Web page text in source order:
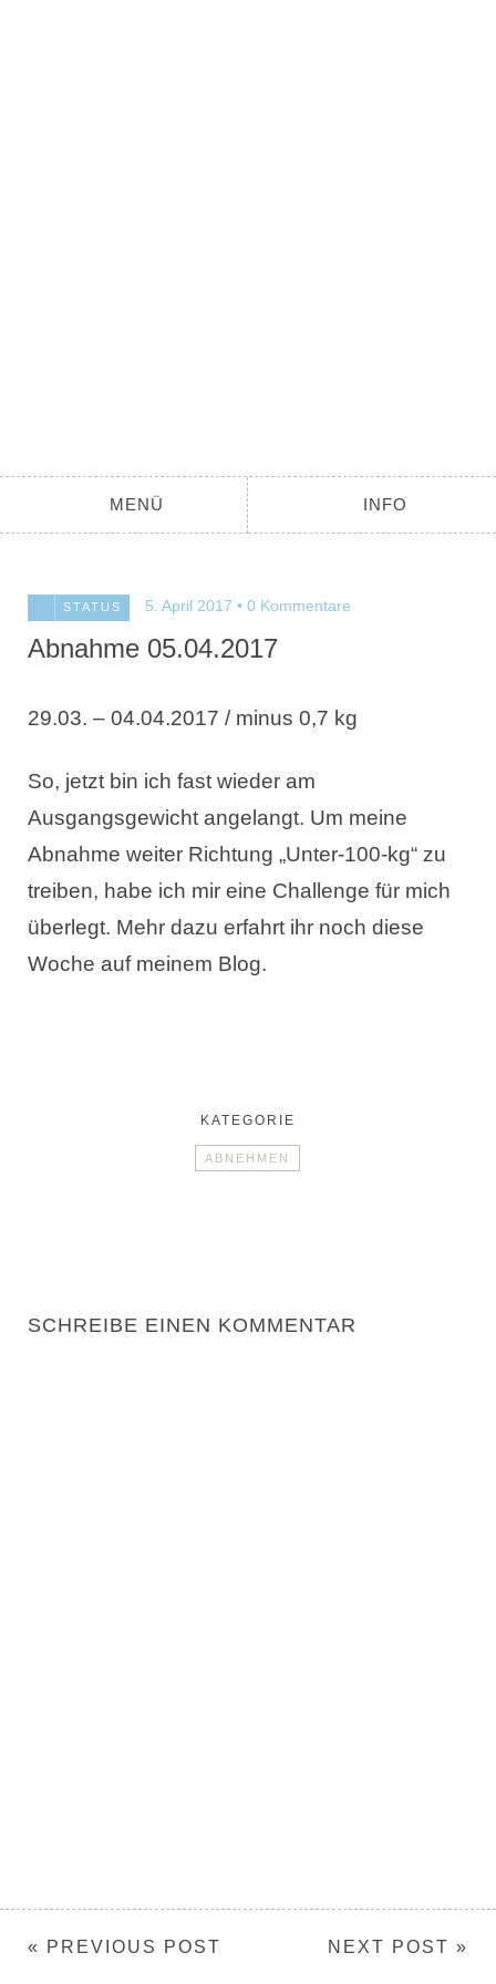
MENÜ INFO
STATUS 5. April 2017 0 Kommentare
Abnahme 05.04.2017
29.03. – 04.04.2017 / minus 0,7 kg
So, jetzt bin ich fast wieder am
Ausgangsgewicht angelangt. Um meine
Abnahme weiter Richtung „Unter-100-kg“ zu
treiben, habe ich mir eine Challenge für mich
überlegt. Mehr dazu erfahrt ihr noch diese
Woche auf meinem Blog.
KATEGORIE
ABNEHMEN
SCHREIBE EINEN KOMMENTAR
NEXT POST »
« PREVIOUS POST